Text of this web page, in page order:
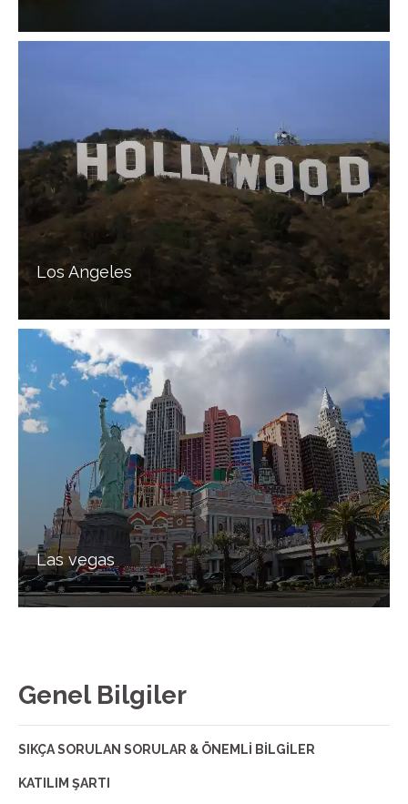
Los Angeles
Las vegas
Genel Bilgiler
SIKÇA SORULAN SORULAR & ÖNEMLİ BİLGİLER
KATILIM ŞARTI